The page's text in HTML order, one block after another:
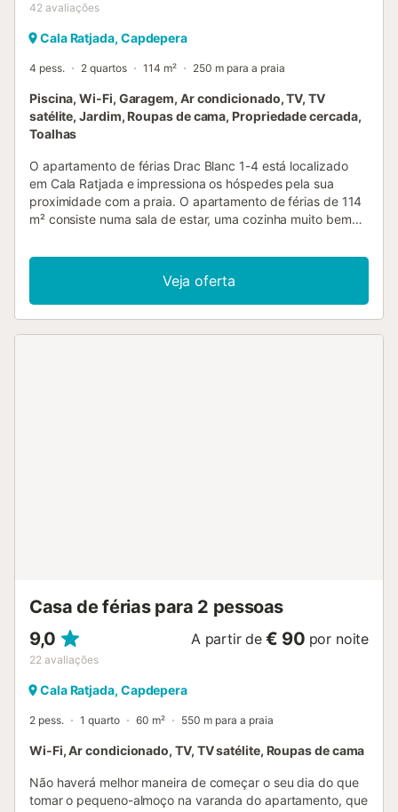
42 avaliações
Cala Ratjada, Capdepera
4 pess. 2 quartos 114 m² 250 m para a praia
Piscina, Wi-Fi, Garagem, Ar condicionado, TV, TV
satélite, Jardim, Roupas de cama, Propriedade cercada,
Toalhas
O apartamento de férias Drac Blanc 1-4 está localizado
em Cala Ratjada e impressiona os hóspedes pela sua
proximidade com a praia. O apartamento de férias de 114
m² consiste numa sala de estar, uma cozinha muito bem
casas de banho e pode, portanto, acomodar 4 pessoas.
Outras comodidades incluem Wi-Fi adequado para
videochamadas, ar condicionado, uma máquina de lavar
roupa, bem como uma TV. Um berço e uma cadeira alta
Veja oferta
Casa de férias para 2 pessoas
9,0
22 avaliações
A partir de € 90 por noite
Cala Ratjada, Capdepera
2 pess. 1 quarto 60 m² 550 m para a praia
Wi-Fi, Ar condicionado, TV, TV satélite, Roupas de cama
Não haverá melhor maneira de começar o seu dia do que
tomar o pequeno-almoço na varanda do apartamento, que